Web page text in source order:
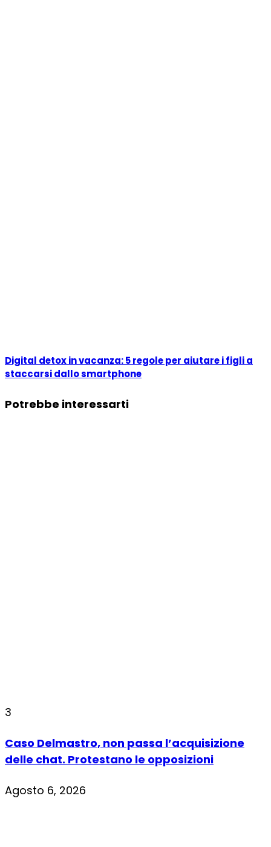
Digital detox in vacanza: 5 regole per aiutare i figli a
staccarsi dallo smartphone
Potrebbe interessarti
3
Caso Delmastro, non passa l’acquisizione
delle chat. Protestano le opposizioni
Agosto 6, 2026